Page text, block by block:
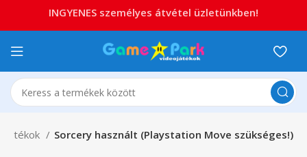
játékok Sorcery használt (Playstation Move szükséges!)
INGYENES személyes átvétel üzletünkben!